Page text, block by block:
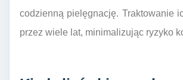
codzienną pielęgnację. Traktowanie
przez wiele lat, minimalizując ryzyko